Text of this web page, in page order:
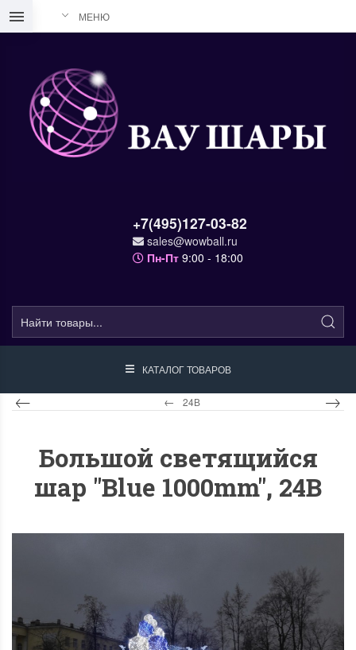
МЕНЮ
+7(495)127-03-82
sales@wowball.ru
Пн-Пт 9:00 - 18:00
КАТАЛОГ ТОВАРОВ
24В
Большой светящийся
шар "Blue 1000mm", 24B